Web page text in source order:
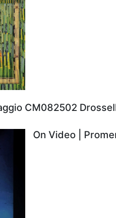
CM082502
On Video |